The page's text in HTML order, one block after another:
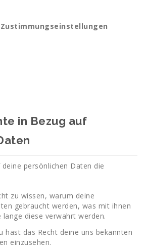
in Bezug auf
persönlichen Daten die
zu wissen, warum deine
gebraucht werden, was mit ihnen
diese verwahrt werden.
hast das Recht deine uns bekannten
einzusehen.